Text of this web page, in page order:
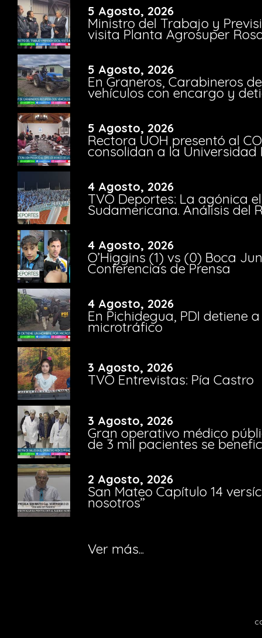
5 Agosto, 2026
Ministro del Trabajo y
visita Planta Agrosuper
5 Agosto, 2026
En Graneros, Carabineros
vehículos con encargo y
5 Agosto, 2026
Rectora UOH presentó al
consolidan a la Universidad
4 Agosto, 2026
TVO Deportes: La agónica
Sudamericana. Análisis del
4 Agosto, 2026
O’Higgins (1) vs (0) Boca
Conferencias de Prensa
4 Agosto, 2026
En Pichidegua, PDI detiene
microtráfico
3 Agosto, 2026
TVO Entrevistas: Pía Castro
3 Agosto, 2026
Gran operativo médico
de 3 mil pacientes se
2 Agosto, 2026
San Mateo Capítulo 14
nosotros”
Ver más...